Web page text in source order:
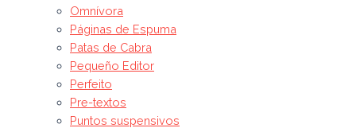
Omnívora
Páginas de Espuma
Patas de Cabra
Pequeño Editor
Perfeito
Pre-textos
Puntos suspensivos